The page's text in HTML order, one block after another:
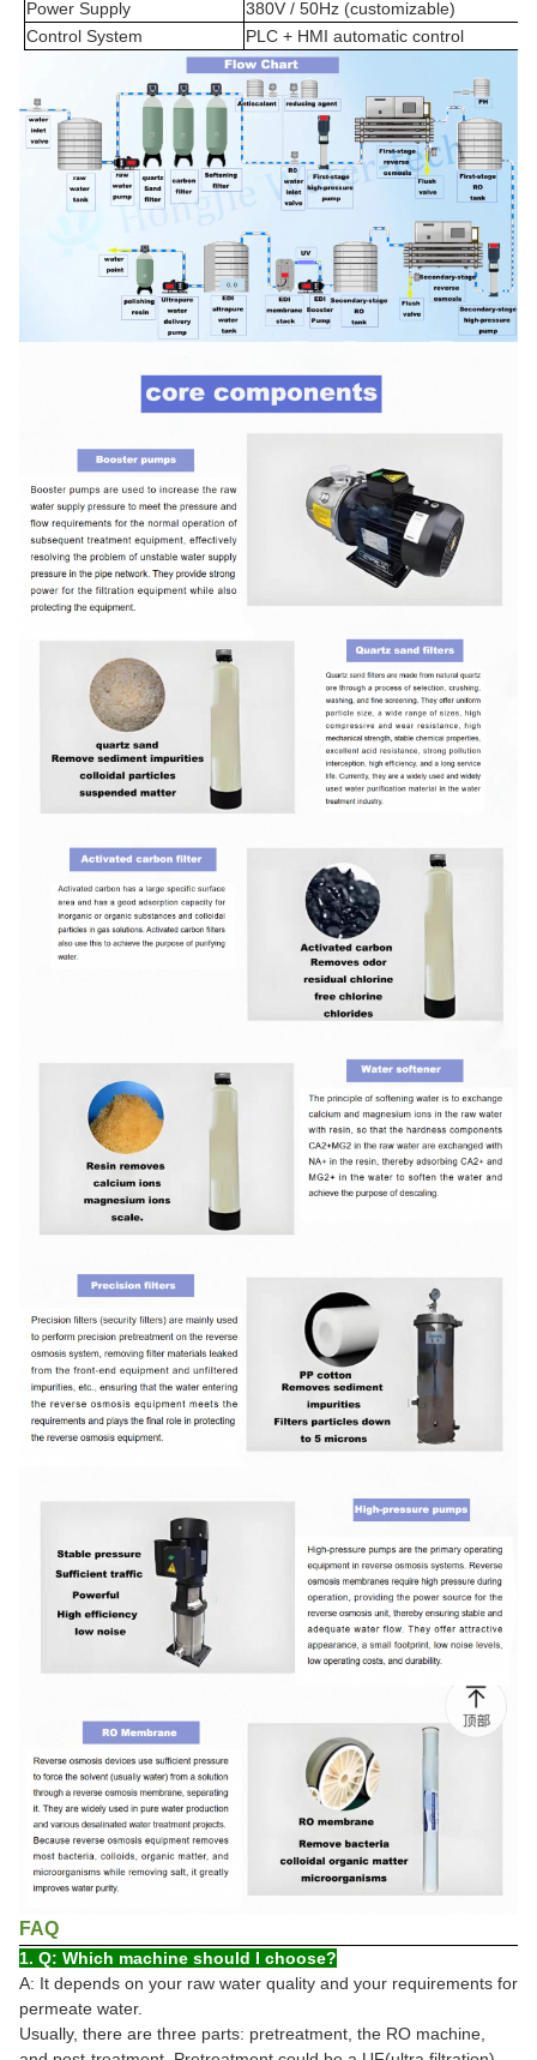
Power Supply
380V / 50Hz (customizable)
Control System
PLC + HMI automatic control
FAQ
1. Q: Which machine should I choose?
A: It depends on your raw water quality and your requirements for
permeate water.
Usually, there are three parts: pretreatment, the RO machine,